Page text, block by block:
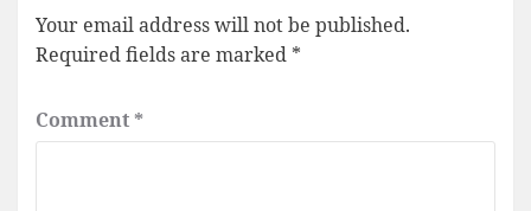
Your email address will not be published.
Required fields are marked *
Comment *